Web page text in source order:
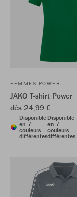
FEMMES POWER
JAKO T-shirt Power
dès 24,99 €
Disponible
en 7
couleurs
différentes
Disponible
en 7
couleurs
différentes